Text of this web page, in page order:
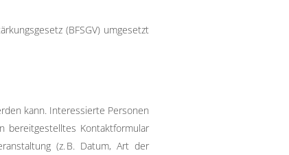
(BFSGV) umgesetzt
kann. Interessierte Personen
bereitgestelltes Kontaktformular
(z. B. Datum, Art der